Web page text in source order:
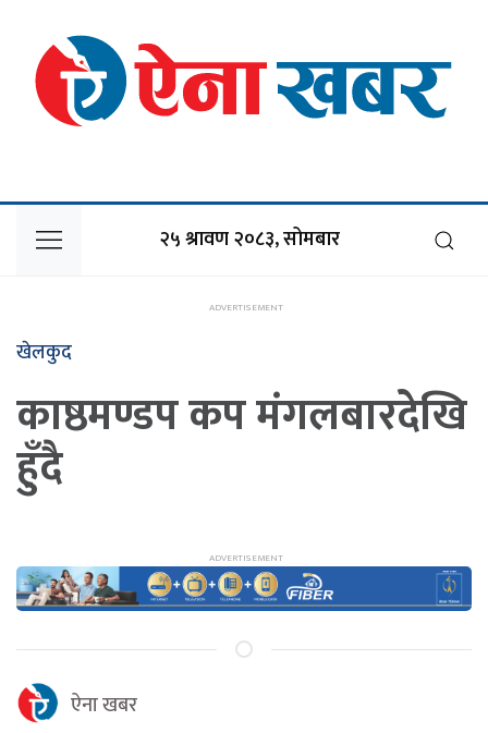
२५ श्रावण २०८३, सोमबार
खेलकुद
काष्ठमण्डप कप मंगलबारदेखि
हुँदै
ऐना खबर